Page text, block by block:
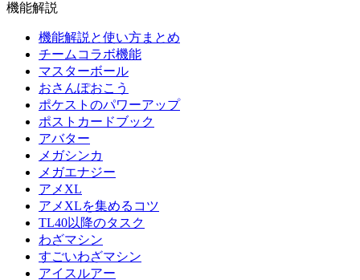
機能解説
機能解説と使い方まとめ
チームコラボ機能
マスターボール
おさんぽおこう
ポケストのパワーアップ
ポストカードブック
アバター
メガシンカ
メガエナジー
アメXL
アメXLを集めるコツ
TL40以降のタスク
わざマシン
すごいわざマシン
アイスルアー